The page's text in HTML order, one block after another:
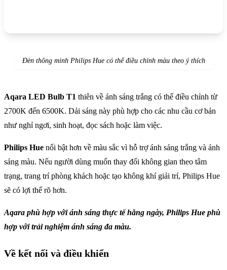
Đèn thông minh Philips Hue có thể điều chỉnh màu theo ý thích
Aqara LED Bulb T1 thiên về ánh sáng trắng có thể điều chỉnh từ
2700K đến 6500K. Dải sáng này phù hợp cho các nhu cầu cơ bản
như nghỉ ngơi, sinh hoạt, đọc sách hoặc làm việc.
Philips Hue nổi bật hơn về màu sắc vì hỗ trợ ánh sáng trắng và ánh
sáng màu. Nếu người dùng muốn thay đổi không gian theo tâm
trạng, trang trí phòng khách hoặc tạo không khí giải trí, Philips Hue
sẽ có lợi thế rõ hơn.
Aqara phù hợp với ánh sáng thực tế hằng ngày, Philips Hue phù
hợp với trải nghiệm ánh sáng đa màu.
Về kết nối và điều khiển